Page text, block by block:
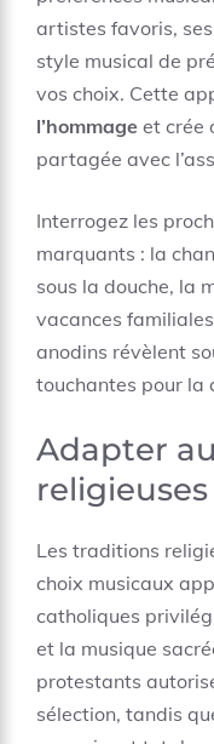
artistes favoris,
style musical de
vos choix. Cette
l’hommage et crée
partagée avec
Interrogez les
marquants : la
sous la douche, la
vacances
anodins révèlent
touchantes pour la
Adapter
religieuses
Les traditions
choix musicaux
catholiques
et la musique
protestants
sélection, tandis